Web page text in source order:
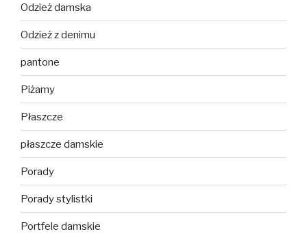
Odzież damska
Odzież z denimu
pantone
Piżamy
Płaszcze
płaszcze damskie
Porady
Porady stylistki
Portfele damskie